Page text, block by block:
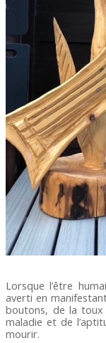
Lorsque l’être
averti en
boutons, de la
maladie et de
mourir.